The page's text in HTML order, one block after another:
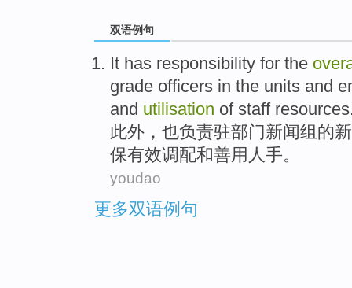
双语例句
It has responsibility for the
grade officers in the units and
and utilisation of staff resources
此外， 也负责驻部门新闻组的
保有效调配和善用 人手。
youdao
更多双语例句